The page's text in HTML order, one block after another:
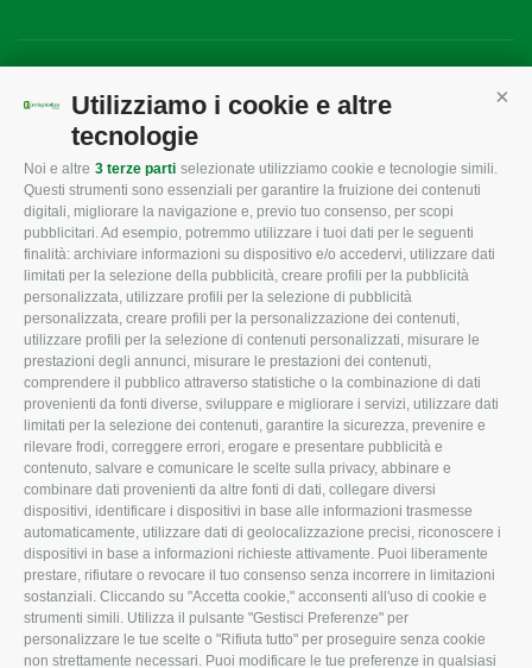
Utilizziamo i cookie e altre
tecnologie
Noi e altre 3 terze parti selezionate utilizziamo cookie e tecnologie simili.
Questi strumenti sono essenziali per garantire la fruizione dei contenuti
digitali, migliorare la navigazione e, previo tuo consenso, per scopi
pubblicitari. Ad esempio, potremmo utilizzare i tuoi dati per le seguenti
finalità: archiviare informazioni su dispositivo e/o accedervi, utilizzare dati
limitati per la selezione della pubblicità, creare profili per la pubblicità
personalizzata, utilizzare profili per la selezione di pubblicità
personalizzata, creare profili per la personalizzazione dei contenuti,
utilizzare profili per la selezione di contenuti personalizzati, misurare le
prestazioni degli annunci, misurare le prestazioni dei contenuti,
comprendere il pubblico attraverso statistiche o la combinazione di dati
provenienti da fonti diverse, sviluppare e migliorare i servizi, utilizzare dati
limitati per la selezione dei contenuti, garantire la sicurezza, prevenire e
rilevare frodi, correggere errori, erogare e presentare pubblicità e
contenuto, salvare e comunicare le scelte sulla privacy, abbinare e
combinare dati provenienti da altre fonti di dati, collegare diversi
dispositivi, identificare i dispositivi in base alle informazioni trasmesse
automaticamente, utilizzare dati di geolocalizzazione precisi, riconoscere i
dispositivi in base a informazioni richieste attivamente. Puoi liberamente
prestare, rifiutare o revocare il tuo consenso senza incorrere in limitazioni
sostanziali. Cliccando su "Accetta cookie," acconsenti all'uso di cookie e
strumenti simili. Utilizza il pulsante "Gestisci Preferenze" per
personalizzare le tue scelte o "Rifiuta tutto" per proseguire senza cookie
non strettamente necessari. Puoi modificare le tue preferenze in qualsiasi
CONFAGRICOLTURA
ROVIGO
L'Associazione
Missione e Progetto
Organigramma aziendale
I Nostri Servizi
Uffici della Sede
provinciale
Le Sedi di Zona
Agricoltori S.r.l.
Whistleblowing
Confagricoltura Rovigo e
Agricoltori srl
CONFAGRICOLTURA
INFORMA
Tecnico
Fiscale
Lavoro
Ambiente
Associazione
CONFAGRICOLTURA
ATTIVA
Notizie in evidenza
Eventi
Comunicati Stampa
Video
Iscrizione Newsletter